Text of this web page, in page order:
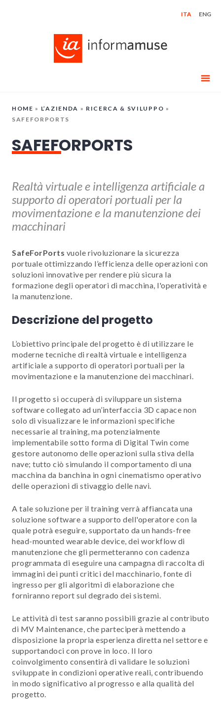
ITA ENG
HOME » L’AZIENDA » RICERCA & SVILUPPO »
SAFEFORPORTS
SAFEFORPORTS
Realtà virtuale e intelligenza artificiale a
supporto di operatori portuali per la
movimentazione e la manutenzione dei
macchinari
SafeForPorts vuole rivoluzionare la sicurezza
portuale ottimizzando l’efficienza delle operazioni con
soluzioni innovative per rendere più sicura la
formazione degli operatori di macchina, l'operatività e
la manutenzione.
Descrizione del progetto
L’obiettivo principale del progetto è di utilizzare le
moderne tecniche di realtà virtuale e intelligenza
artificiale a supporto di operatori portuali per la
movimentazione e la manutenzione dei macchinari.
Il progetto si occuperà di sviluppare un sistema
software collegato ad un’interfaccia 3D capace non
solo di visualizzare le informazioni specifiche
necessarie al training, ma potenzialmente
implementabile sotto forma di Digital Twin come
gestore autonomo delle operazioni sulla stiva della
nave; tutto ciò simulando il comportamento di una
macchina da banchina in ogni cinematismo operativo
delle operazioni di stivaggio delle navi.
A tale soluzione per il training verrà affiancata una
soluzione software a supporto dell'operatore con la
quale potrà eseguire, supportato da un hands-free
head-mounted wearable device, dei workflow di
manutenzione che gli permetteranno con cadenza
programmata di eseguire una campagna di raccolta di
immagini dei punti critici del macchinario, fonte di
ingresso per gli algoritmi di elaborazione che
forniranno report sul degrado dei sistemi.
Le attività di test saranno possibili grazie al contributo
di MV Maintenance, che parteciperà mettendo a
disposizione la propria esperienza diretta nel settore e
supportandoci con prove in loco. Il loro
coinvolgimento consentirà di validare le soluzioni
sviluppate in condizioni operative reali, contribuendo
in modo significativo al progresso e alla qualità del
progetto.